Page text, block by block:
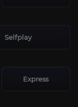
Selfplay
Express